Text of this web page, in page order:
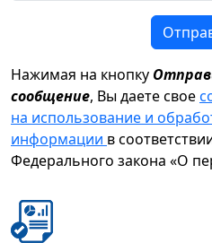
Нажимая на кнопку
сообщение, Вы даете свое
на использование и
информации в
Федерального закона «О